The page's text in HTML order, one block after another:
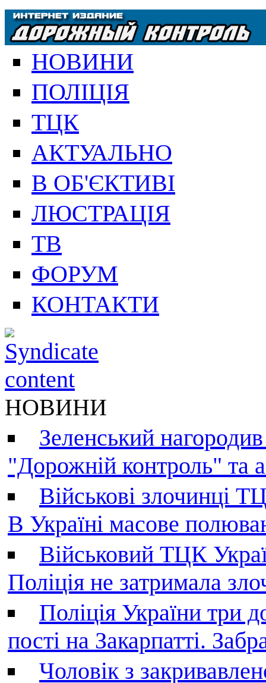
НОВИНИ
ПОЛІЦІЯ
ТЦК
АКТУАЛЬНО
В ОБ'ЄКТИВІ
ЛЮСТРАЦІЯ
ТВ
ФОРУМ
КОНТАКТИ
НОВИНИ
Зеленський
"Дорожній контроль" та
Військові злочинці
В Україні масове
Військовий ТЦК
Поліція не затримала
Поліція України три
пості на Закарпатті.
Чоловік з